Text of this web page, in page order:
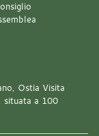
Ostia Visita
situata a 100